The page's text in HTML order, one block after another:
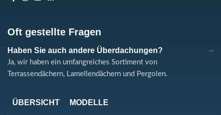
Oft gestellte Fragen
Haben Sie auch andere Überdachungen?
Ja, wir haben ein umfangreiches Sortiment von
Terrassendächern, Lamellendächern und Pergolen.
ÜBERSICHT MODELLE